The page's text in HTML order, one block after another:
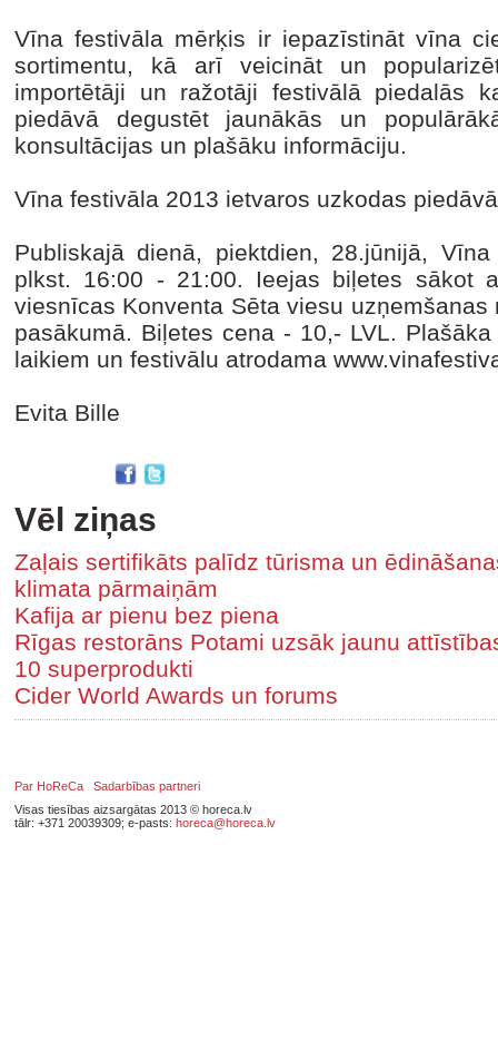
Vīna festivāla mērķis ir iepazīstināt vīna
sortimentu, kā arī veicināt un
importētāji un ražotāji festivālā piedalās
piedāvā degustēt jaunākās un
konsultācijas un plašāku informāciju.
Vīna festivāla 2013 ietvaros uzkodas
Publiskajā dienā, piektdien, 28.jūnijā,
plkst. 16:00 - 21:00. Ieejas biļetes sākot
viesnīcas Konventa Sēta viesu
pasākumā. Biļetes cena - 10,- LVL.
laikiem un festivālu atrodama
Evita Bille
Vēl ziņas
Zaļais sertifikāts palīdz tūrisma un
klimata pārmaiņām
Kafija ar pienu bez piena
Rīgas restorāns Potami uzsāk jaunu
10 superprodukti
Cider World Awards un forums
Par HoReCa
Sadarbības partneri
Visas tiesības aizsargātas 2013 © horeca.lv
tālr: +371 20039309; e-pasts: horeca@horeca.lv